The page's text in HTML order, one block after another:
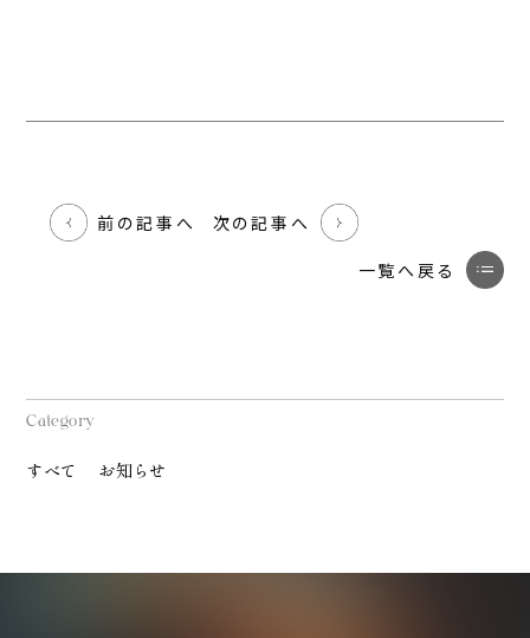
Category
すべて お知らせ
前の記事へ
一覧へ戻る
次の記事へ